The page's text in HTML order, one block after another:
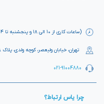
(ساعات کاری از ۱۰ الی ۱۸ و پنجشنبه تا ۱۴) بجز روزهای تعطیل
تهران، خیابان ولیعصر، کوچه ولدی، پلاک ۴۸، مجتمع کامپیوتر ولیعصر، طبقه اول، واحد ۴
021-91004880
چرا یاس ارتباط؟